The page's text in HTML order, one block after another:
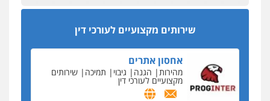
שירותים מקצועיים לעורכי דין
מקצועיים לעורכי דין
מרכז התחלה חדשה
אסירים עבירות מין שירותים מקצועיים
לעורכי דין
0544500346
כתב האישום נגד עו"ד עידן דביר: האונס והמחירון
לאקטים מיניים
כתב אישום: יו"ר ש"ס לשעבר בחיפה וסינדיקאט
ההלוואות של משפחת הרינג
הפרקליטות: הרב נתנאל חייק ואביו הרב אריה חייק